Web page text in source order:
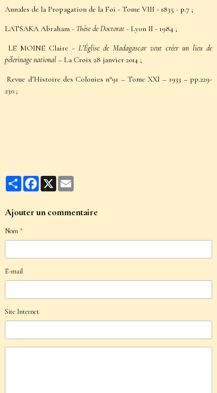
Annales de la Propagation de la Foi - Tome VIII - 1835 - p.7 ;
LATSAKA Abraham - Thèse de Doctorat - Lyon II - 1984 ;
LE MOINE Claire - L’Église de Madagascar veut créer un lieu de
pélerinage national – La Croix 28 janvier 2014 ;
Revue d’Histoire des Colonies n°91 – Tome XXI – 1933 – pp.229-
230 ;
PartagerFacebook
X
Ajouter un commentaire
Nom
E-mail
Site Internet